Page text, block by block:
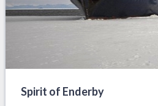
Spirit of Enderby